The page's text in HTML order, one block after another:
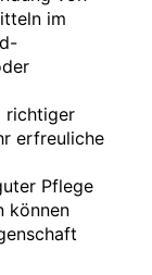
im
richtiger
erfreuliche
Pflege
können